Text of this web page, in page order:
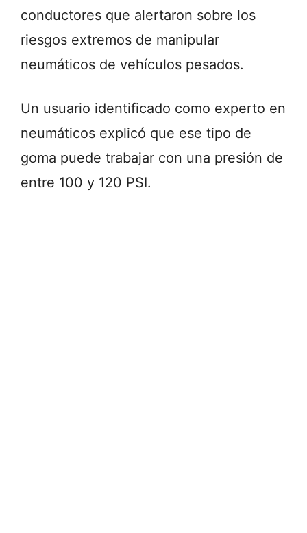
conductores que alertaron sobre los
riesgos extremos de manipular
neumáticos de vehículos pesados.
Un usuario identificado como experto en
neumáticos explicó que ese tipo de
goma puede trabajar con una presión de
entre 100 y 120 PSI.